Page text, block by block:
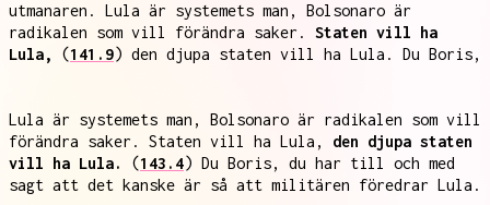
utmanaren. Lula är systemets man, Bolsonaro är
radikalen som vill förändra saker. Staten vill ha
Lula,
(141.9) den djupa staten vill ha Lula. Du Boris,
Lula är systemets man, Bolsonaro är radikalen som vill
förändra saker. Staten vill ha Lula, den djupa staten
vill ha Lula.
(143.4) Du Boris, du har till och med
sagt att det kanske är så att militären föredrar Lula.